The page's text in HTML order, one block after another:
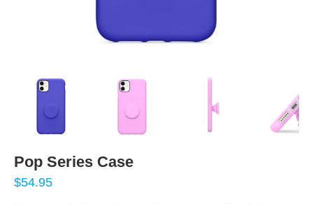
Pop Series Case
$54.95